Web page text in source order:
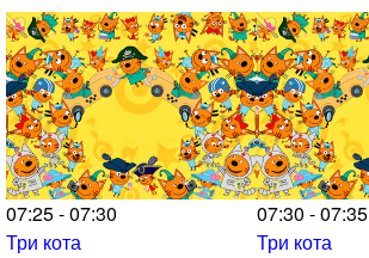
07:25 - 07:30
Три кота
07:30 - 07:35
Три кота